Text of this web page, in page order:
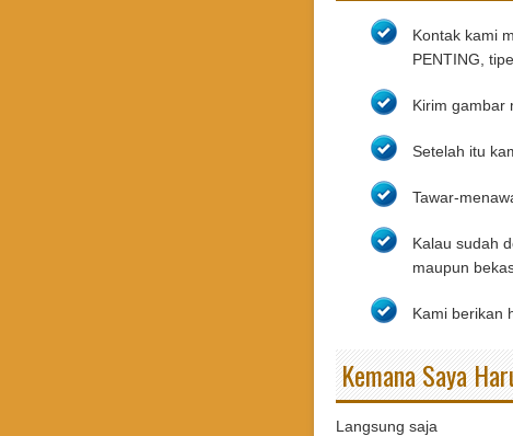
Kontak kami
PENTING,
Kirim gambar
Setelah itu
Tawar-
Kalau sudah
maupun
Kami berikan
Kemana Saya
Langsung saja